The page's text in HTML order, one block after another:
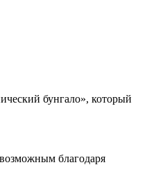
бунгало», который
благодаря